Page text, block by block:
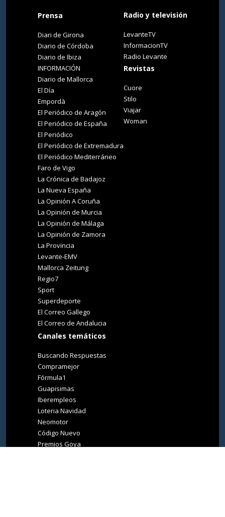
Prensa
Diari de Girona
Diario de Córdoba
Diario de Ibiza
INFORMACIÓN
Diario de Mallorca
El Día
Empordà
El Periódico de Aragón
El Periódico de España
El Periódico
El Periódico de Extremadura
El Periódico Mediterráneo
Faro de Vigo
La Crónica de Badajoz
La Nueva España
La Opinión A Coruña
La Opinión de Murcia
La Opinión de Málaga
La Opinión de Zamora
La Provincia
Levante-EMV
Mallorca Zeitung
Regio7
Sport
Superdeporte
El Correo Gallego
El Correo de Andalucia
Canales temáticos
Buscando Respuestas
Compramejor
Fórmula1
Guapisimas
Iberempleos
Loteria Navidad
Neomotor
Código Nuevo
Premios Goya
Radio y televisión
LevanteTV
InformacionTV
Radio Levante
Revistas
Cuore
Stilo
Viajar
Woman